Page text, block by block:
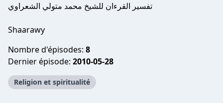
تفسير القرءان للشيخ محمد متولي الشعراوي
Shaarawy
Nombre d'épisodes: 8
Dernier épisode: 2010-05-28
Religion et spiritualité